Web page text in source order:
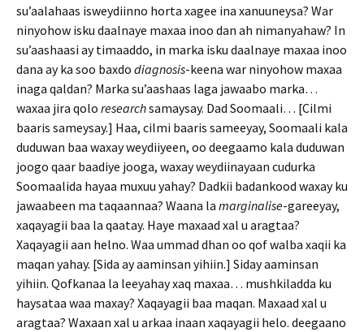
su’aalahaas isweydiinno horta xagee ina xanuuneysa? War
ninyohow isku daalnaye maxaa inoo dan ah nimanyahaw? In
su’aashaasi ay timaaddo, in marka isku daalnaye maxaa inoo
dana ay ka soo baxdo diagnosis-keena war ninyohow maxaa
inaga qaldan? Marka su’aashaas laga jawaabo marka…
waxaa jira qolo researchsamaysay. Dad Soomaali… [Cilmi
baaris sameysay.] Haa, cilmi baaris sameeyay, Soomaali kala
duduwan baa waxay weydiiyeen, oo deegaamo kala duduwan
joogo qaar baadiye jooga, waxay weydiinayaan cudurka
Soomaalida hayaa muxuu yahay? Dadkii badankood waxay ku
jawaabeen ma taqaannaa? Waana la marginalise-gareeyay,
xaqayagii baa la qaatay. Haye maxaad xal u aragtaa?
Xaqayagii aan helno. Waa ummad dhan oo qof walba xaqii ka
maqan yahay. [Sida ay aaminsan yihiin.] Siday aaminsan
yihiin. Qofkanaa la leeyahay xaq maxaa… mushkiladda ku
haysataa waa maxay? Xaqayagii baa maqan. Maxaad xal u
aragtaa? Waxaan xal u arkaa inaan xaqayagii helo. deegaano